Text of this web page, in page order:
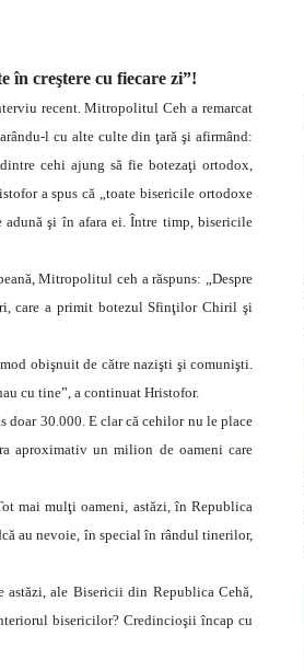
în creştere cu fiecare zi”!
recent. Mitropolitul Ceh a remarcat
l cu alte culte din ţară şi afirmând:
cehi ajung să fie botezaţi ortodox,
a spus că „toate bisericile ortodoxe
adună şi în afara ei. Între timp, bisericile
Mitropolitul ceh a răspuns: „Despre
care a primit botezul Sfinţilor Chiril şi
obişnuit de către nazişti şi comunişti.
cu tine”, a continuat Hristofor.
doar 30.000. E clar că cehilor nu le place
aproximativ un milion de oameni care
mai mulţi oameni, astăzi, în Republica
au nevoie, în special în rândul tinerilor,
ale Bisericii din Republica Cehă,
bisericilor? Credincioşii încap cu